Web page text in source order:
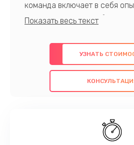
команда включает в себя
профессионалов с
предлагаем быстрый и
использованием
также гарантируем качество
проведенных работ. Наша
наилучшим образом. Не
УЗНАТЬ